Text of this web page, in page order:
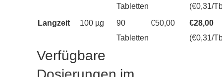
Tabletten
(€0,31/
Langzeit
100 µg
90
Tabletten
€50,00
€28,00
(€0,31/
Verfügbare